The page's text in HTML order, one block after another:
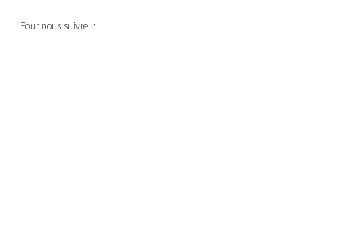
Pour nous suivre :